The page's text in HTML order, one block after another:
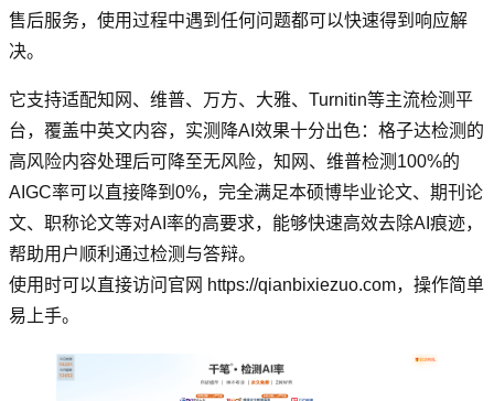
售后服务，使用过程中遇到任何问题都可以快速得到响应解
决。
它支持适配知网、维普、万方、大雅、Turnitin等主流检测平
台，覆盖中英文内容，实测降AI效果十分出色：格子达检测的
高风险内容处理后可降至无风险，知网、维普检测100%的
AIGC率可以直接降到0%，完全满足本硕博毕业论文、期刊论
文、职称论文等对AI率的高要求，能够快速高效去除AI痕迹，
帮助用户顺利通过检测与答辩。
使用时可以直接访问官网 https://qianbixiezuo.com，操作简单
易上手。